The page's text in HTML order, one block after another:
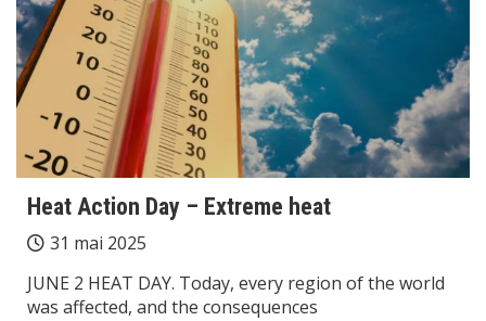
Heat Action Day – Extreme heat
31 mai 2025
JUNE 2 HEAT DAY. Today, every region of the world
was affected, and the consequences